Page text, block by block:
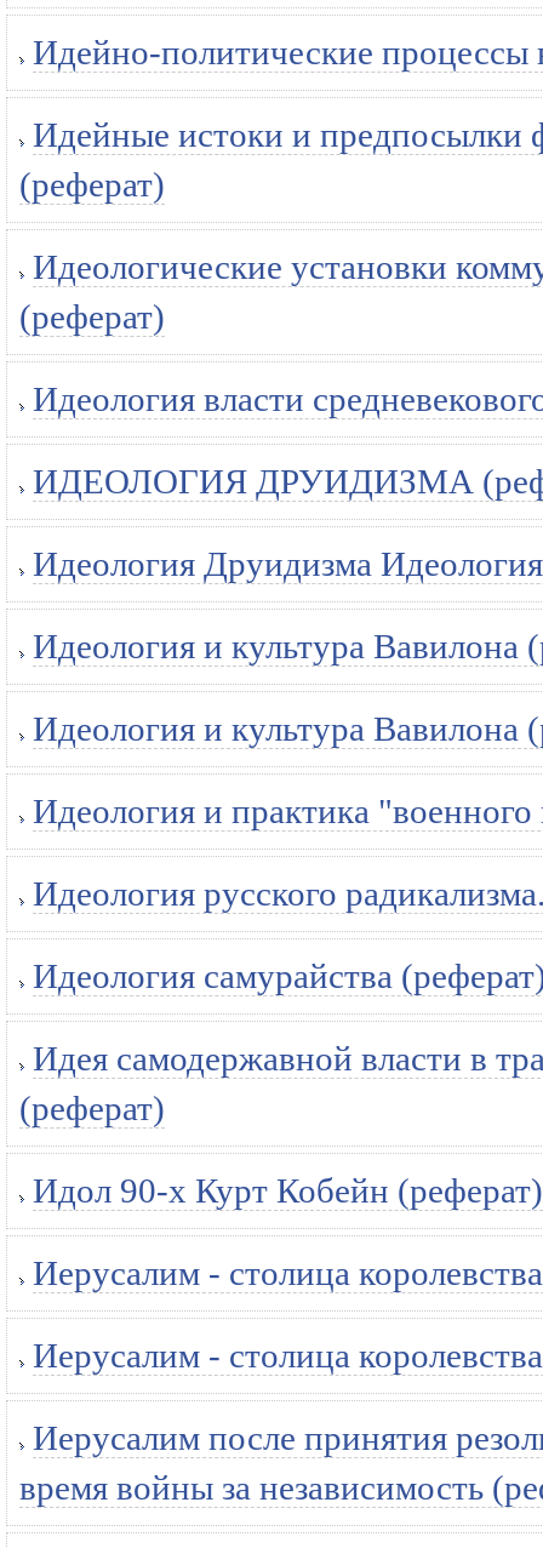
Идейно-политические процессы
Идейные истоки и предпосылки
(реферат)
Идеологические установки
(реферат)
Идеология власти
ИДЕОЛОГИЯ ДРУИДИЗМА
Идеология Друидизма
Идеология и культура Вавилона
Идеология и культура Вавилона
Идеология и практика
Идеология русского
Идеология самурайства
Идея самодержавной власти в
(реферат)
Идол 90-х Курт Кобейн (реферат)
Иерусалим - столица
Иерусалим - столица
Иерусалим после принятия
время войны за независимость